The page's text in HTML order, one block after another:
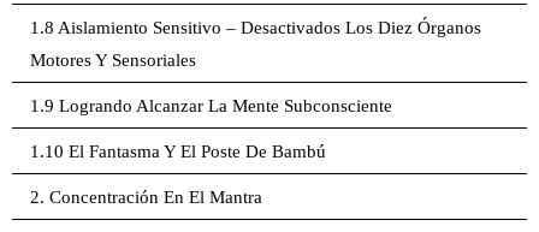
1.8 Aislamiento Sensitivo – Desactivados Los Diez Órganos
Motores Y Sensoriales
1.9 Logrando Alcanzar La Mente Subconsciente
1.10 El Fantasma Y El Poste De Bambú
2. Concentración En El Mantra